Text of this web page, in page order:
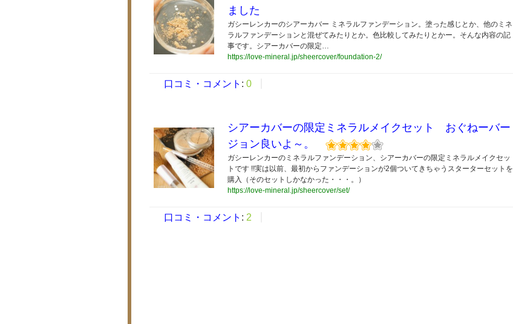
ました
ガシーレンカーのシアーカバー ミネラルファンデーション。塗った感じとか、他のミネ
ラルファンデーションと混ぜてみたりとか。色比較してみたりとかー。そんな内容の記
事です。シアーカバーの限定…
https://love-mineral.jp/sheercover/foundation-2/
口コミ・コメント : 0
シアーカバーの限定ミネラルメイクセット おぐねーバー
ジョン良いよ～。
ガシーレンカーのミネラルファンデーション、シアーカバーの限定ミネラルメイクセッ
トです !!実は以前、最初からファンデーションが2個ついてきちゃうスターターセットを
購入（そのセットしかなかった・・・。）
https://love-mineral.jp/sheercover/set/
口コミ・コメント : 2